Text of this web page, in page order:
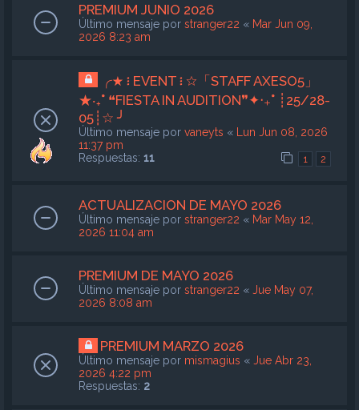
PREMIUM JUNIO 2026
Último mensaje por stranger22 « Mar Jun 09,
2026 8:23 am
╭★ ፧ EVENT ፧ ☆「STAFF AXESO5」
★‧₊˚ ❝FIESTA IN AUDITION❞✦‧₊˚ ┊25/28-
05┊☆ ╯
Último mensaje por vaneyts «
Lun Jun 08, 2026
11:37 pm
Respuestas: 11 1 2
ACTUALIZACION DE MAYO 2026
Último mensaje por stranger22 « Mar May 12,
2026 11:04 am
PREMIUM DE MAYO 2026
Último mensaje por stranger22 « Jue May 07,
2026 8:08 am
PREMIUM MARZO 2026
Último mensaje por mismagius « Jue Abr 23,
2026 4:22 pm
Respuestas: 2